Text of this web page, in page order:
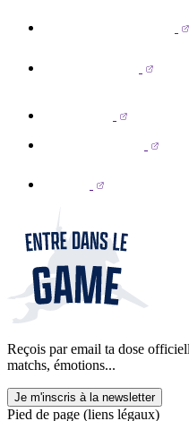
Reçois par email ta dose
matchs, émotions...
Je m'inscris à la newsletter
Pied de page (liens légaux)